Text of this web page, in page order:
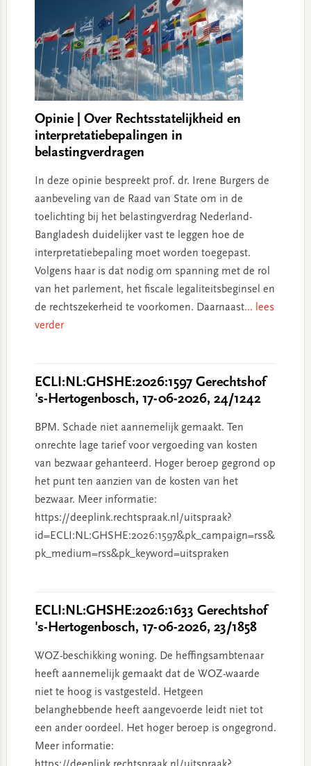
Opinie | Over Rechtsstatelijkheid en
interpretatiebepalingen in
belastingverdragen
In deze opinie bespreekt prof. dr. Irene Burgers de
aanbeveling van de Raad van State om in de
toelichting bij het belastingverdrag Nederland-
Bangladesh duidelijker vast te leggen hoe de
interpretatiebepaling moet worden toegepast.
Volgens haar is dat nodig om spanning met de rol
van het parlement, het fiscale legaliteitsbeginsel en
de rechtszekerheid te voorkomen. Daarnaast... lees
verder
ECLI:NL:GHSHE:2026:1597 Gerechtshof
's-Hertogenbosch, 17-06-2026, 24/1242
BPM. Schade niet aannemelijk gemaakt. Ten
onrechte lage tarief voor vergoeding van kosten
van bezwaar gehanteerd. Hoger beroep gegrond op
het punt ten aanzien van de kosten van het
bezwaar. Meer informatie:
https://deeplink.rechtspraak.nl/uitspraak?
id=ECLI:NL:GHSHE:2026:1597&pk_campaign=rss&
pk_medium=rss&pk_keyword=uitspraken
ECLI:NL:GHSHE:2026:1633 Gerechtshof
's-Hertogenbosch, 17-06-2026, 23/1858
WOZ-beschikking woning. De heffingsambtenaar
heeft aannemelijk gemaakt dat de WOZ-waarde
niet te hoog is vastgesteld. Hetgeen
belanghebbende heeft aangevoerde leidt niet tot
een ander oordeel. Het hoger beroep is ongegrond.
Meer informatie: